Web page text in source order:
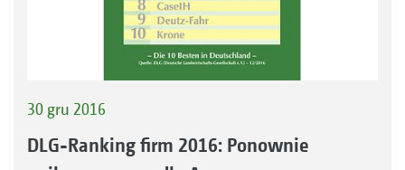
30 gru 2016
DLG-Ranking firm 2016: Ponownie